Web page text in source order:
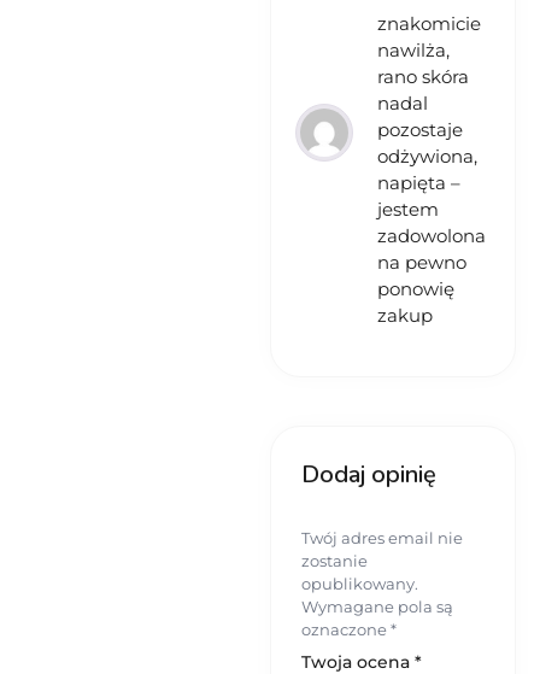
znakomicie
nawilża,
rano skóra
nadal
pozostaje
odżywiona,
napięta –
jestem
zadowolona
na pewno
ponowię
zakup
Dodaj opinię
Twój adres email nie
zostanie
opublikowany.
Wymagane pola są
oznaczone*
Twoja ocena *